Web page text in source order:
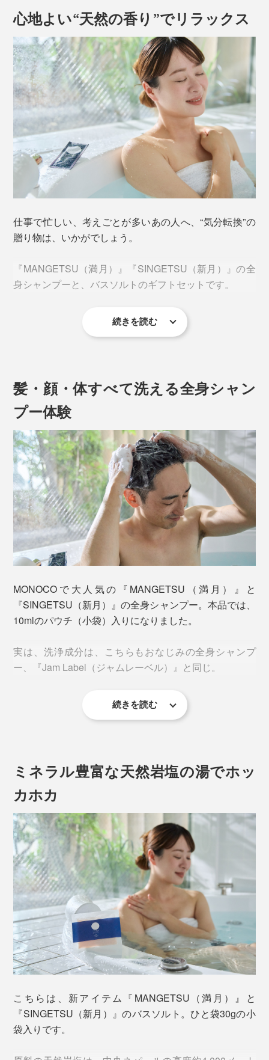
心地よい“天然の香り”でリラックス
仕事で忙しい、考えごとが多いあの人へ、“気分転換”の
贈り物は、いかがでしょう。
『MANGETSU（満月）』『SINGETSU（新月）』の全
身シャンプーと、バスソルトのギフトセットです。
グリーンや果実、花といった、自然に包まれるような、
ほのかな香り。
シャンプー一つで、頭からつま先まで、全身いっぺんに
洗えて、肌も髪もしっとり。バスソルトを溶かした、ミ
ネラル豊富な湯に浸かれば、体中のめぐりがよくなっ
て、ホッカホカに。
う。
写真手前は「ギフトボックス小」、奥は「ギフトボックス大」
そもそも香りといえば、どうしても「女性向け」「香り
が強い、洗った後も残る」「人工的」というイメージが
ありました。
『MANGETSU（満月）』『SINGETSU（新月）』は、
違います。
香りの成分は、すべて天然のオイル。だから、自然に触
れた時のような、心地よさ。ほのかな香りで、洗った後
続きを読む
髪・顔・体すべて洗える全身シャン
プー体験
MONOCOで大人気の『MANGETSU（満月）』と
『SINGETSU（新月）』の全身シャンプー。本品では、
10mlのパウチ（小袋）入りになりました。
実は、洗浄成分は、こちらもおなじみの全身シャンプ
ー、『Jam Label（ジャムレーベル）』と同じ。
それぞれのアロマオイルをブレンドした、『Jam
Label』の香りつきタイプと言えます。
『Jam Label』同様に、『MANGETSU（満月）』
『SINGETSU（新月）』も、このシャンプーを泡立てて
髪を洗ったら、そのままの泡で、顔も体も洗えるので
続きを読む
ミネラル豊富な天然岩塩の湯でホッ
カホカ
こちらは、新アイテム『MANGETSU（満月）』と
『SINGETSU（新月）』のバスソルト。ひと袋30gの小
袋入りです。